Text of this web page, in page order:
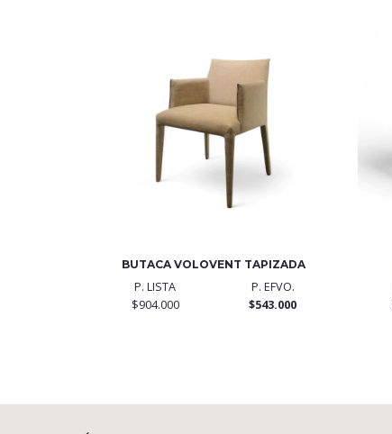
BUTACA VOLOVENT TAPIZADA
P. LISTA
$904.000
P. EFVO.
$543.000